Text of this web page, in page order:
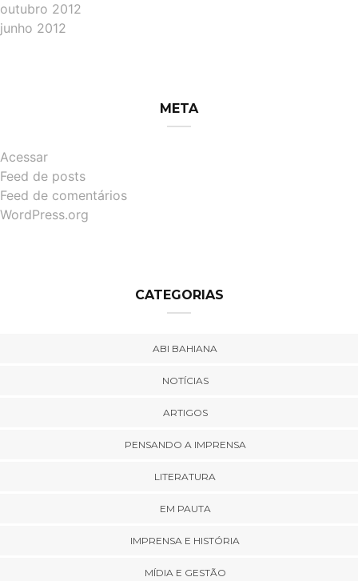
outubro 2012
junho 2012
META
Acessar
Feed de posts
Feed de comentários
WordPress.org
CATEGORIAS
ABI BAHIANA
NOTÍCIAS
ARTIGOS
PENSANDO A IMPRENSA
LITERATURA
EM PAUTA
IMPRENSA E HISTÓRIA
MÍDIA E GESTÃO